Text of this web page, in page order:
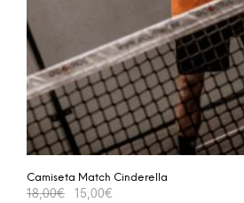
Camiseta Match Cinderella
18,00€ 15,00€